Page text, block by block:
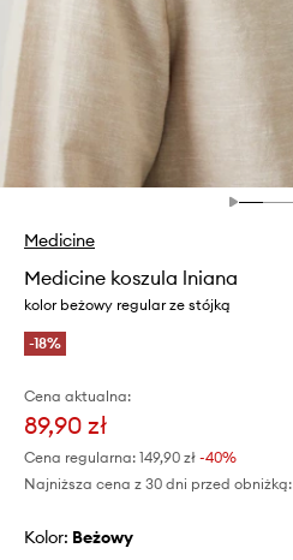
Medicine
Medicine koszula lniana
kolor beżowy regular ze stójką
-18%
Cena aktualna:
89,90 zł
Cena regularna: 149,90 zł -40%
Najniższa cena z 30 dni przed obniżką:
Kolor: beżowy